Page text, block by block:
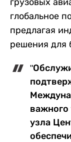
грузовых
глобальное
предлагая
решения для
важного
узла